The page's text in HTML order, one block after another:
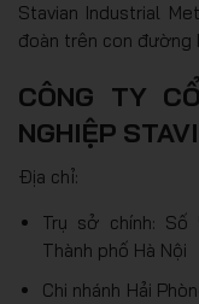
Stavian Industrial
đoàn trên con
CÔNG TY
NGHIỆP
Địa chỉ:
Trụ sở chính: Số
Thành phố Hà Nội
Chi nhánh Hải